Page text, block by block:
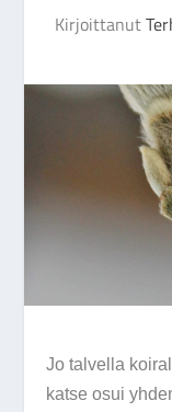
Kirjoittanut
Jo talvella
katse osui